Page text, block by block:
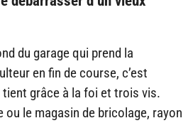
du garage qui prend la
en fin de course, c’est
grâce à la foi et trois vis.
le magasin de bricolage, rayon